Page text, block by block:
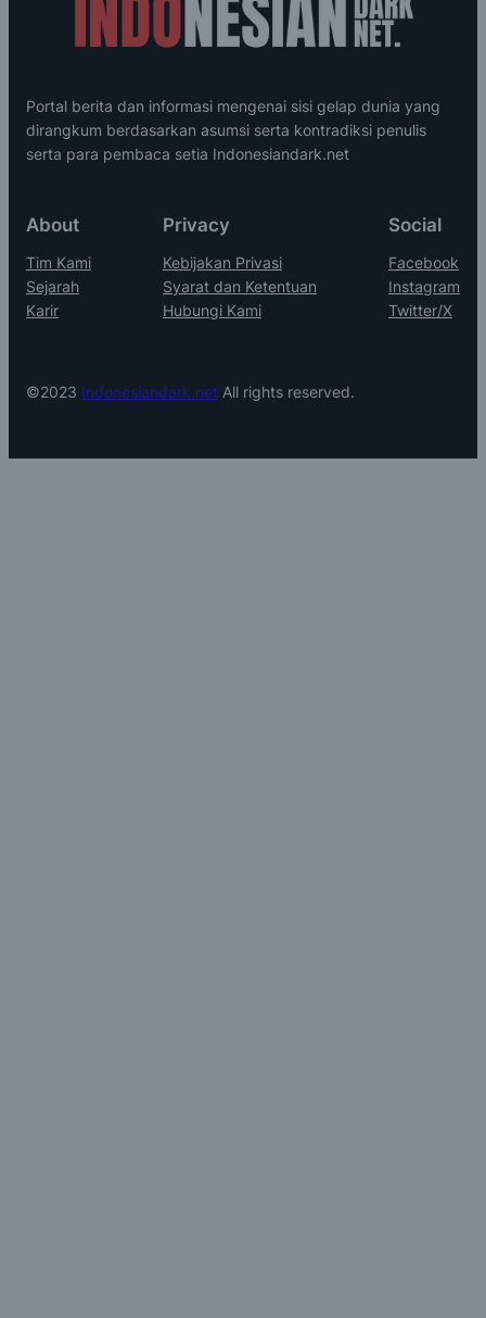
Portal berita dan informasi mengenai sisi gelap dunia yang
dirangkum berdasarkan asumsi serta kontradiksi penulis
serta para pembaca setia Indonesiandark.net
About
Tim Kami
Sejarah
Karir
Privacy
Kebijakan Privasi
Syarat dan Ketentuan
Hubungi Kami
Social
Facebook
Instagram
Twitter/X
©2023 Indonesiandark.net All rights reserved.